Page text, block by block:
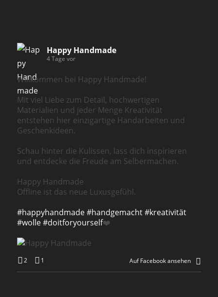
Happy Handmade
4 Tage vor
Willkommen bei Happy Handmade!
Mit viel Liebe zum Detail, hochwertigen
Materialien und jeder Menge Kreativität
entstehen hier einzigartige Handarbeiten und
Geschenkideen.
Schau hinter die Kulissen, lass dich inspirieren
und entdecke die Freude am Selbermachen.
Happy Handmade
Offline ist das neue Luxusgefühl.
#happyhandmade#handgemacht#kreativität
#wolle#doitforyourself❤️
2 1 Auf Facebook ansehen